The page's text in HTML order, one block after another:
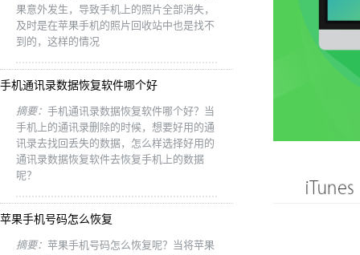
果意外发生，导致手机上的照片全部消失，
及时是在苹果手机的照片回收站中也是找不
到的，这样的情况
手机通讯录数据恢复软件哪个好
摘要： 手机通讯录数据恢复软件哪个好？当
手机上的通讯录删除的时候，想要好用的通
讯录去找回丢失的数据，怎么样选择好用的
通讯录数据恢复软件去恢复手机上的数据
呢？
苹果手机号码怎么恢复
摘要： 苹果手机号码怎么恢复呢？当将苹果